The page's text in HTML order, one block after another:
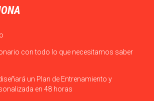
con todo lo que necesitamos saber
un Plan de Entrenamiento y
en 48 horas